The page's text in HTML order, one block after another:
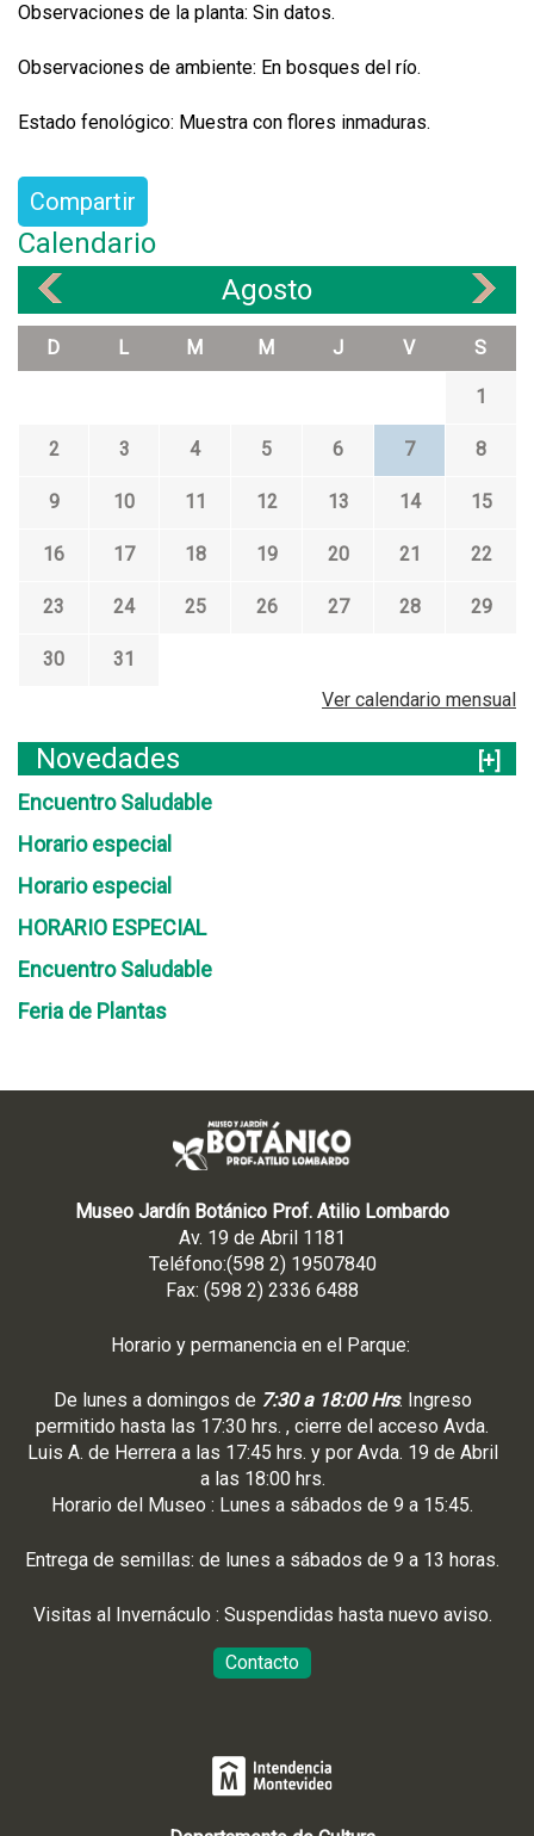
Observaciones de la planta: Sin datos.
Observaciones de ambiente: En bosques del río.
Estado fenológico: Muestra con flores inmaduras.
Compartir
Calendario
Agosto
D L M M J V S
1
2 3 4 5 6 7 8
9 10 11 12 13 14 15
16 17 18 19 20 21 22
23 24 25 26 27 28 29
30
31
Ver calendario mensual
Novedades
[+]
Encuentro Saludable
Horario especial
Horario especial
HORARIO ESPECIAL
Encuentro Saludable
Feria de Plantas
Museo Jardín Botánico Prof. Atilio Lombardo
Av. 19 de Abril 1181
Teléfono:(598 2) 19507840
Fax: (598 2) 2336 6488
Horario y permanencia en el Parque:
De lunes a domingos de 7:30 a 18:00 Hrs. Ingreso
permitido hasta las 17:30 hrs. , cierre del acceso Avda.
Luis A. de Herrera a las 17:45 hrs. y por Avda. 19 de Abril
a las 18:00 hrs.
Horario del Museo : Lunes a sábados de 9 a 15:45.
Entrega de semillas: de lunes a sábados de 9 a 13 horas.
Visitas al Invernáculo : Suspendidas hasta nuevo aviso.
Contacto